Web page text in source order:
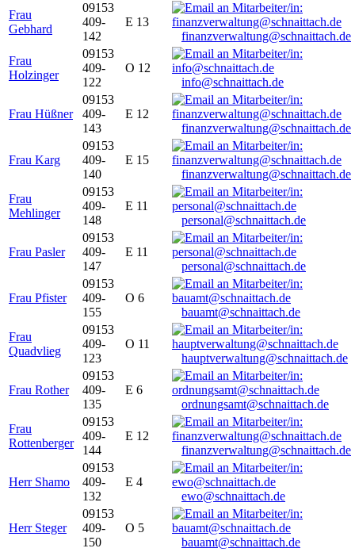
Frau
Gebhard
09153
409-
142
E 13
finanzverwaltung@schnaittach.de
Frau
Holzinger
09153
409-
122
O 12
info@schnaittach.de
Frau Hüßner
09153
409-
143
E 12
finanzverwaltung@schnaittach.de
Frau Karg
09153
409-
140
E 15
finanzverwaltung@schnaittach.de
Frau
Mehlinger
09153
409-
148
E 11
personal@schnaittach.de
Frau Pasler
09153
409-
147
E 11
personal@schnaittach.de
Frau Pfister
09153
409-
155
O 6
bauamt@schnaittach.de
Frau
Quadvlieg
09153
409-
123
O 11
hauptverwaltung@schnaittach.de
Frau Rother
09153
409-
135
E 6
ordnungsamt@schnaittach.de
Frau
Rottenberger
09153
409-
144
E 12
finanzverwaltung@schnaittach.de
Herr Shamo
09153
409-
132
E 4
ewo@schnaittach.de
Herr Steger
09153
409-
150
O 5
bauamt@schnaittach.de